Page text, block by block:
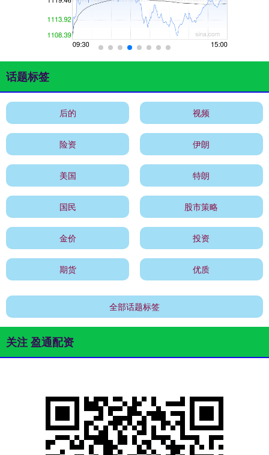
话题标签
后的 视频
险资 伊朗
美国 特朗
国民 股市策略
金价 投资
期货 优质
全部话题标签
关注 盈通配资